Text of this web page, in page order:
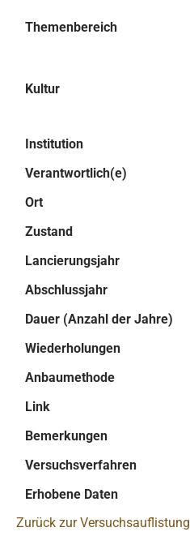
Themenbereich
Kultur
Institution
Verantwortlich(e)
Ort
Zustand
Lancierungsjahr
Abschlussjahr
Dauer (Anzahl der Jahre)
Wiederholungen
Anbaumethode
Link
Bemerkungen
Versuchsverfahren
Erhobene Daten
Zurück zur Versuchsauflistung